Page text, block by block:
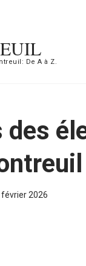
De A à Z.
des
février 2026